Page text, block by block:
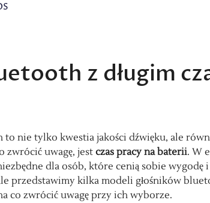
z długim
to nie tylko kwestia jakości dźwięku, ale
zwrócić uwagę, jest czas pracy na baterii. W
dla osób, które cenią sobie
przedstawimy kilka modeli głośników
co zwrócić uwagę przy ich wyborze.